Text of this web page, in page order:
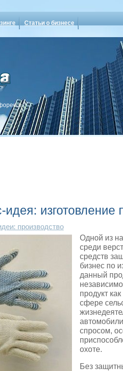
Статьи о бизнесе
идея: изготовление
производство
Одной из
среди
средств
бизнес по
данный
продукт
сфере
спросом,
охоте.
Без